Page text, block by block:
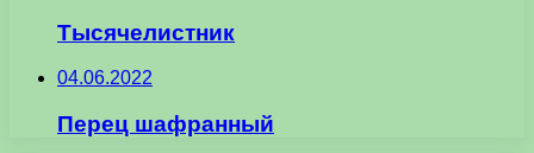
Тысячелистник
04.06.2022
Перец шафранный